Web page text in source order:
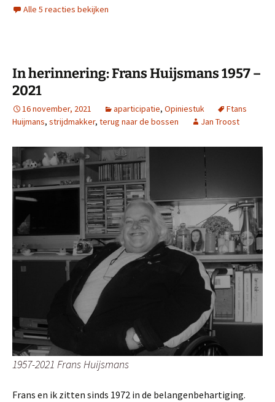
Alle 5 reacties bekijken
In herinnering: Frans Huijsmans 1957 –
2021
16 november, 2021 aparticipatie, Opiniestuk
Ftans
Huijmans, strijdmakker, terug naar de bossen Jan Troost
1957-2021 Frans Huijsmans
Frans en ik zitten sinds 1972 in de belangenbehartiging.